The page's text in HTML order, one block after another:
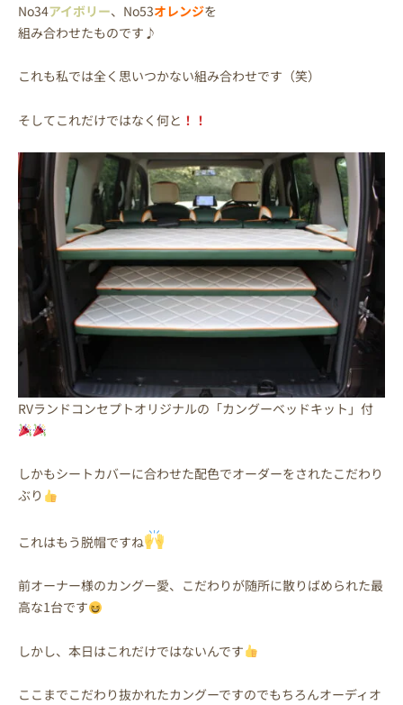
No34アイボリー、No53オレンジを
組み合わせたものです♪
これも私では全く思いつかない組み合わせです（笑）
そしてこれだけではなく何と ！！
RVランドコンセプトオリジナルの「カングーベッドキット」付
しかもシートカバーに合わせた配色でオーダーをされたこだわり
ぶり
これはもう脱帽ですね
前オーナー様のカングー愛、こだわりが随所に散りばめられた最
高な1台です
しかし、本日はこれだけではないんです
ここまでこだわり抜かれたカングーですのでもちろんオーディオ